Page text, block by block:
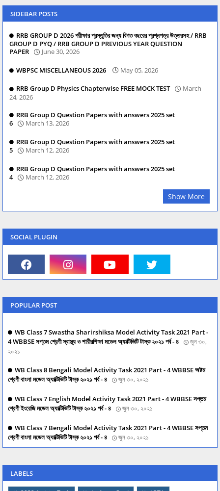
SIDEBAR POSTS
RRB GROUP D 2026 পরীক্ষার প্রস্তুতির জন্য বিগত বছরের প্রশ্নপত্র উত্তরসহ / RRB
GROUP D PYQ / RRB GROUP D PREVIOUS YEAR QUESTION
PAPER
June 30, 2026
WBPSC MISCELLANEOUS 2026 May 05, 2026
RRB Group D Physics Chapterwise FREE MOCK TEST
March
24, 2026
RRB Group D Question Papers with answers 2025 set
6
March 13, 2026
RRB Group D Question Papers with answers 2025 set
5
March 12, 2026
RRB Group D Question Papers with answers 2025 set
4
March 12, 2026
Show More
SOCIAL PLUGIN
POPULAR POST
WB Class 7 Swastha Sharirshiksa Model Activity Task 2021 Part -
4 WBBSE সপ্তম শ্রেণী স্বাস্থ্য ও শারীরশিক্ষা মডেল অ্যাক্টিভিটি টাস্ক ২০২১ পর্ব - ৪
জুন ৩০,
২০২১
WB Class 8 Bengali Model Activity Task 2021 Part - 4 WBBSE অষ্টম
শ্রেণী বাংলা মডেল অ্যাক্টিভিটি টাস্ক ২০২১ পর্ব - ৪
জুন ৩০, ২০২১
WB Class 7 English Model Activity Task 2021 Part - 4 WBBSE সপ্তম
শ্রেণী ইংরেজি মডেল অ্যাক্টিভিটি টাস্ক ২০২১ পর্ব - ৪
জুন ৩০, ২০২১
WB Class 7 Bengali Model Activity Task 2021 Part - 4 WBBSE সপ্তম
শ্রেণী বাংলা মডেল অ্যাক্টিভিটি টাস্ক ২০২১ পর্ব - ৪
জুন ৩০, ২০২১
LABELS